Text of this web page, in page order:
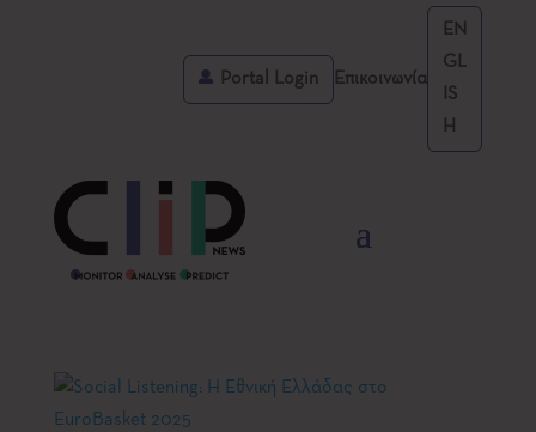
Portal Login Επικοινωνία
EN
GL
IS
H